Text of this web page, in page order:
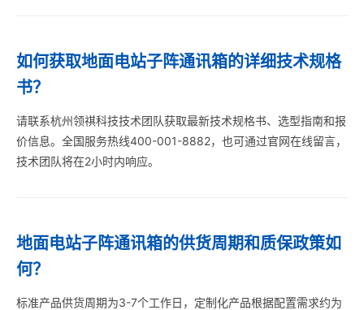
如何获取地面电站子阵通讯箱的详细技术规格
书？
请联系杭州领祺科技技术团队获取最新技术规格书、选型指南和报
价信息。全国服务热线400-001-8882，也可通过官网在线留言，
技术团队将在2小时内响应。
地面电站子阵通讯箱的供货周期和质保政策如
何？
标准产品供货周期为3-7个工作日，定制化产品根据配置需求约为